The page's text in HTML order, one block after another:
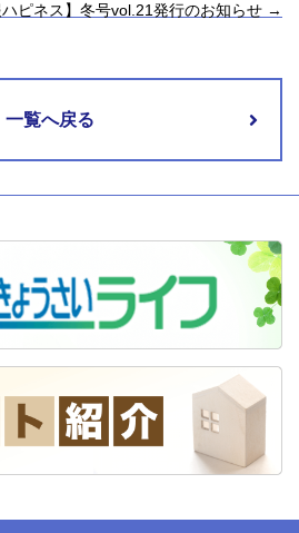
ハピネス】冬号vol.21発行のお知らせ →
一覧へ戻る